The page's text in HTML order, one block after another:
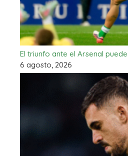
El triunfo ante el Arsenal
6 agosto, 2026